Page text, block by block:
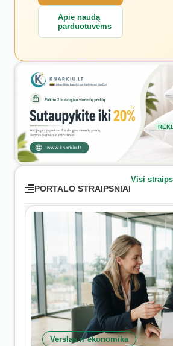
Apie naudą
parduotuvėms
PORTALO STRAIPSNIAI
Visi
Verslas ir ekonomika